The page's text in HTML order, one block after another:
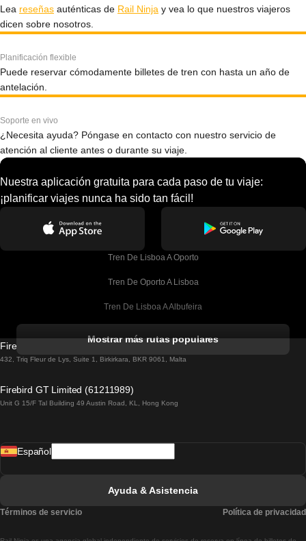
Lea reseñas auténticas de Rail Ninja y vea lo que nuestros viajeros
dicen sobre nosotros.
Planificación flexible
Puede reservar cómodamente billetes de tren con hasta un año de
antelación.
Soporte en vivo
¿Necesita ayuda? Póngase en contacto con nuestro servicio de
atención al cliente antes o durante su viaje.
Nuestra aplicación gratuita para cada paso de tu viaje:
¡planificar viajes nunca ha sido tan fácil!
Tren De Lisboa A Oporto
Tren De Oporto A Lisboa
Tren De Lisboa A Albufeira
Tren De Lisboa A Lagos
Tren De Lisboa A Madrid
Mostrar más rutas populares
Firebird GT Limited (OC 1451)
432, Triq Fleur de Lys, Suite 1, Birkirkara, BKR 9061, Malta
Firebird GT Limited (61211989)
Unit G 15/F Tal Building 49 Austin Road, KL, Hong Kong
Español
Ayuda & Asistencia
Términos de servicio Política de privacidad